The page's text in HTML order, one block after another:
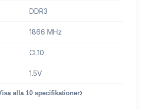
DDR3
1866 MHz
CL10
1.5V
alla10 specifikationer›